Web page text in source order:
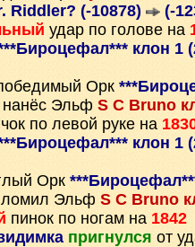
Riddler? (-10878) (-
удар по голове на
клон 1
Орк
нанёс Эльф S C Bruno
по левой руке на
клон 1
Орк
Эльф S C Bruno
пинок по ногам на 1842
пригнулся от